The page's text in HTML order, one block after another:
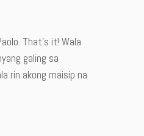
That’s it! Wala
galing sa
rin akong maisip na